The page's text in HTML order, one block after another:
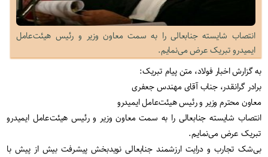
انتصاب شایسته جنابعالی را به سمت معاون وزیر و رئیس هیئت‌عامل‌
ایمیدرو تبریک عرض می‌نمایم.
به گزارش اخبار فولاد، متن پیام تبریک:
برادر گرانقدر، جناب آقای مهندس جعفری
معاون محترم وزیر و رئیس هیئت‌عامل‌ ایمیدرو
انتصاب شایسته جنابعالی را به سمت معاون وزیر و رئیس هیئت‌عامل‌ ایمیدرو
تبریک عرض می‌نمایم.
بی‌شک تجارب و درایت ارزشمند جنابعالی نویدبخش پیشرفت بیش از پیش با